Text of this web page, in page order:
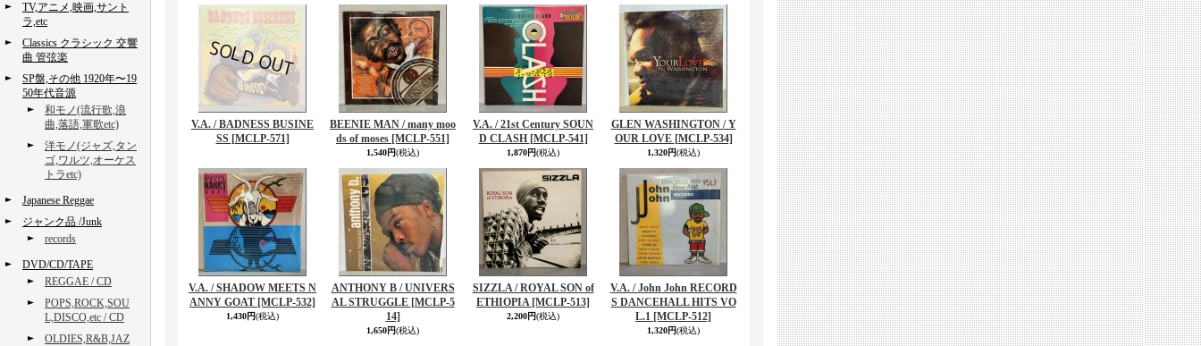
TV,アニメ,映画,サント
ラ,etc
Classics クラシック 交響
曲 管弦楽
SP盤,その他 1920年〜19
50年代音源
和モノ(流行歌,浪
曲,落語,軍歌etc)
洋モノ(ジャズ,タン
ゴ,ワルツ,オーケス
トラetc)
Japanese Reggae
ジャンク品 /Junk
records
DVD/CD/TAPE
REGGAE / CD
POPS,ROCK,SOU
L,DISCO,etc / CD
OLDIES,R&B,JAZ
V.A. / BADNESS BUSINE
SS [MCLP-571]
BEENIE MAN / many moo
ds of moses [MCLP-551]
1,540円(税込)
V.A. / 21st Century SOUN
D CLASH [MCLP-541]
1,870円(税込)
GLEN WASHINGTON / Y
OUR LOVE [MCLP-534]
1,320円(税込)
V.A. / SHADOW MEETS N
ANNY GOAT [MCLP-532]
1,430円(税込)
ANTHONY B / UNIVERS
AL STRUGGLE [MCLP-5
14]
1,650円(税込)
SIZZLA / ROYAL SON of
ETHIOPIA [MCLP-513]
2,200円(税込)
V.A. / John John RECORD
S DANCEHALL HITS VO
L.1 [MCLP-512]
1,320円(税込)